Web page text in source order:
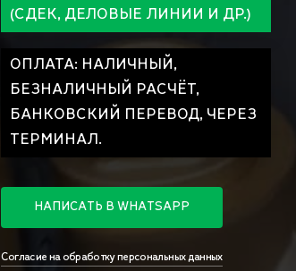
(СДЕК, ДЕЛОВЫЕ ЛИНИИ И ДР.)
ОПЛАТА: НАЛИЧНЫЙ,
БЕЗНАЛИЧНЫЙ РАСЧЁТ,
БАНКОВСКИЙ ПЕРЕВОД, ЧЕРЕЗ
ТЕРМИНАЛ.
НАП ИСАТ Ь В WHATSAP P
Согласие на обработку персональных данных